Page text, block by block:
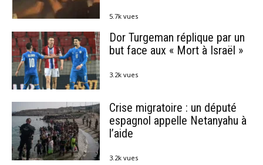
5.7k vues
Dor Turgeman réplique par un
but face aux « Mort à Israël »
3.2k vues
Crise migratoire : un député
espagnol appelle Netanyahu à
l’aide
3.2k vues